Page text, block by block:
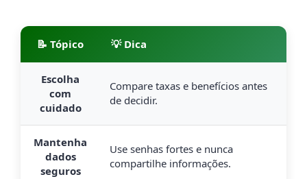
📝 Tópico 💡 Dica
Escolha
com
cuidado
Compare taxas e benefícios antes
de decidir.
Mantenha
dados
seguros
Use senhas fortes e nunca
compartilhe informações.